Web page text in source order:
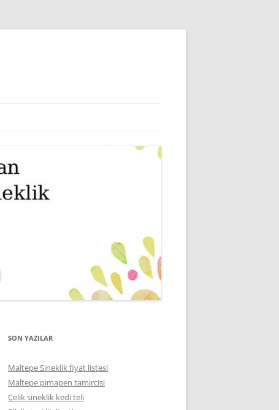
SON YAZILAR
Maltepe Sineklik fiyat listesi
Maltepe pimapen tamircisi
Çelik sineklik kedi teli